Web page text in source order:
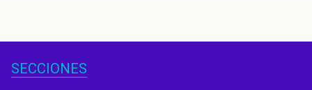
SECCIONES